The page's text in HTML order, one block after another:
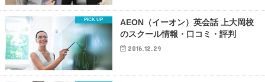
AEON（イーオン）英会話 上大岡校
のスクール情報・口コミ・評判
2016.12.29